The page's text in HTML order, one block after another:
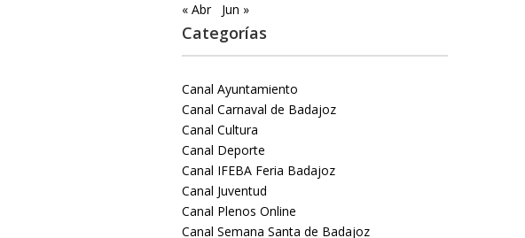
« Abr
Jun »
Categorías
Canal Ayuntamiento
Canal Carnaval de Badajoz
Canal Cultura
Canal Deporte
Canal IFEBA Feria Badajoz
Canal Juventud
Canal Plenos Online
Canal Semana Santa de Badajoz